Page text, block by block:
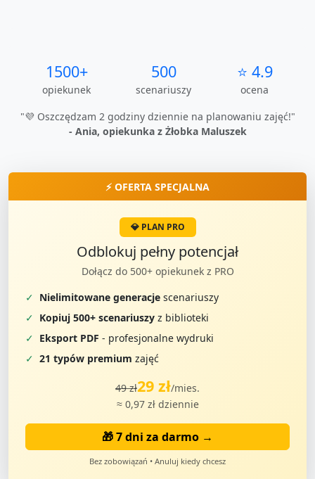
1500+
opiekunek
500
scenariuszy
⭐ 4.9
ocena
"💜 Oszczędzam 2 godziny dziennie na planowaniu zajęć!"
- Ania, opiekunka z Żłobka Maluszek
⚡ OFERTA SPECJALNA
💎 PLAN PRO
Odblokuj pełny potencjał
Dołącz do 500+ opiekunek z PRO
✓ Nielimitowane generacje scenariuszy
✓ Kopiuj 500+ scenariuszy z biblioteki
✓ Eksport PDF - profesjonalne wydruki
✓ 21 typów premium zajęć
49 zł29 zł/mies.
≈ 0,97 zł dziennie
🎁 7 dni za darmo →
Bez zobowiązań • Anuluj kiedy chcesz